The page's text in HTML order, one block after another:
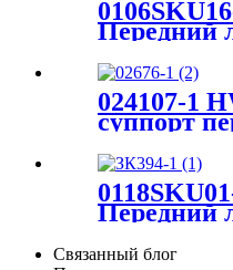
2005-2012
Передний
Toyota
024107-1
суппорт
B5173:
2010-09,
Ram 4000
2018-11,
2018-11
Передний
Focus 2000-
Связанный блог